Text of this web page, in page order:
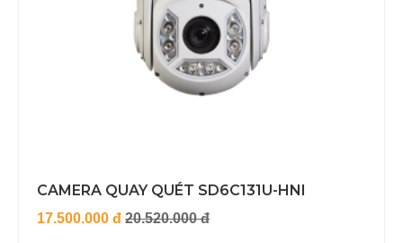
CAMERA QUAY QUÉT SD6C131U-HNI
17.500.000 đ 20.520.000 đ